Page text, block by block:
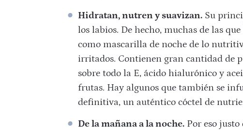
Hidratan, nutren y suavizan. Su
los labios. De hecho, muchas de las
como mascarilla de noche de lo
irritados. Contienen gran cantidad de
sobre todo la E, ácido hialurónico y
frutas. Hay algunos que también se
definitiva, un auténtico cóctel de
De la mañana a la noche. Por eso